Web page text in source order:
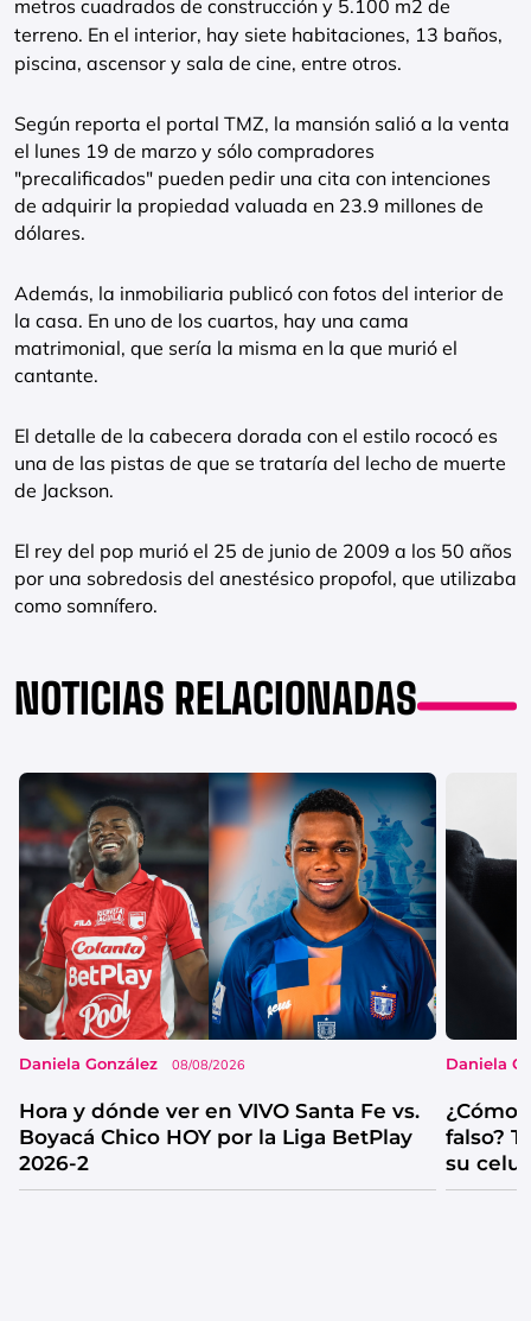
metros cuadrados de construcción y 5.100 m2 de
terreno. En el interior, hay siete habitaciones, 13 baños,
piscina, ascensor y sala de cine, entre otros.
Según reporta el portal TMZ, la mansión salió a la venta
el lunes 19 de marzo y sólo compradores
"precalificados" pueden pedir una cita con intenciones
de adquirir la propiedad valuada en 23.9 millones de
dólares.
Además, la inmobiliaria publicó con fotos del interior de
la casa. En uno de los cuartos, hay una cama
matrimonial, que sería la misma en la que murió el
cantante.
El detalle de la cabecera dorada con el estilo rococó es
una de las pistas de que se trataría del lecho de muerte
de Jackson.
El rey del pop murió el 25 de junio de 2009 a los 50 años
por una sobredosis del anestésico propofol, que utilizaba
como somnífero.
NOTICIAS RELACIONADAS
Daniela González 08/08/2026
Hora y dónde ver en VIVO Santa Fe vs.
Boyacá Chico HOY por la Liga BetPlay
2026-2
Daniela
¿Cómo
falso?
su